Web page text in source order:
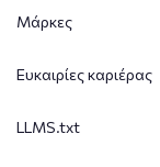
Μάρκες
Ευκαιρίες καριέρας
LLMS.txt